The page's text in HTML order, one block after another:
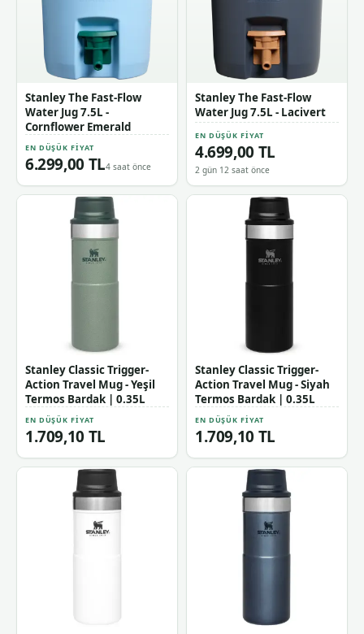
Stanley The Fast-Flow
Water Jug 7.5L -
Cornflower Emerald
EN DÜŞÜK FIYAT
6.299,00 TL4 saat önce
Stanley The Fast-Flow
Water Jug 7.5L - Lacivert
EN DÜŞÜK FIYAT
4.699,00 TL
2 gün 12 saat önce
Stanley Classic Trigger-
Action Travel Mug - Yeşil
Termos Bardak | 0.35L
EN DÜŞÜK FIYAT
1.709,10 TL
Stanley Classic Trigger-
Action Travel Mug - Siyah
Termos Bardak | 0.35L
EN DÜŞÜK FIYAT
1.709,10 TL